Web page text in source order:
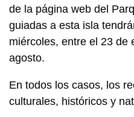
de la página web del
guiadas a esta isla
miércoles, entre el 23 de
agosto.
En todos los casos, los
culturales, históricos y